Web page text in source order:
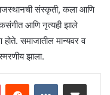
संस्कृती, कला आणि
आणि नृत्यही झाले
समाजातील मान्यवर व
झाला.
PinterestReddit VKontakteShare via Email